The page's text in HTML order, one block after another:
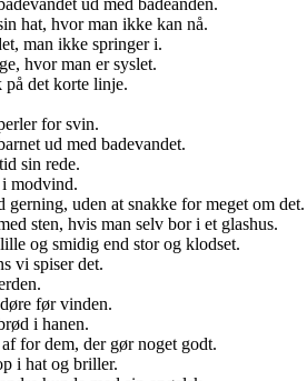
hat, hvor man ikke kan nå.
man ikke springer i.
hvor man er syslet.
det korte linje.
for svin.
ud med badevandet.
sin rede.
modvind.
gerning, uden at snakke for meget om det.
sten, hvis man selv bor i et glashus.
og smidig end stor og klodset.
vi spiser det.
før vinden.
i hanen.
for dem, der gør noget godt.
i hat og briller.